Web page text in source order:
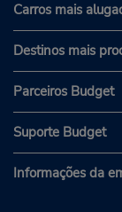
Carros mais
Destinos mais
Parceiros Budget
Suporte Budget
Informações da